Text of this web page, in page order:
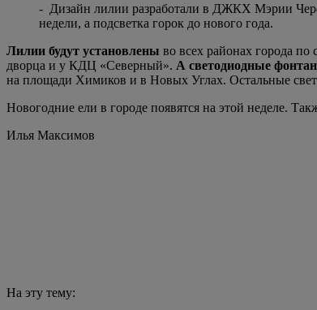
- Дизайн лилии разработали в ДЖКХ Мэрии
недели, а подсветка горок до нового года.
Лилии будут установлены во всех районах города
дворца и у КДЦ «Северный». А светодиодные
на площади Химиков и в Новых Углах. Остальные
Новогодние ели в городе появятся на этой неделе.
Илья Максимов
На эту тему: